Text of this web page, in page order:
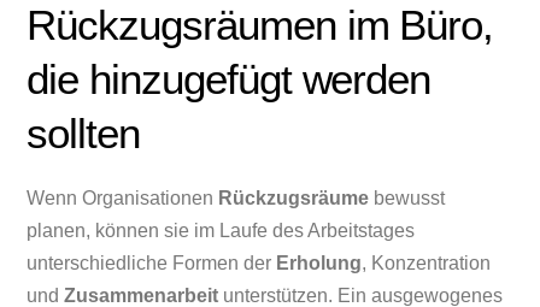
Rückzugsräumen im Büro,
die hinzugefügt werden
sollten
Wenn Organisationen Rückzugsräume bewusst
planen, können sie im Laufe des Arbeitstages
unterschiedliche Formen der Erholung, Konzentration
undZusammenarbeit unterstützen. Ein ausgewogenes